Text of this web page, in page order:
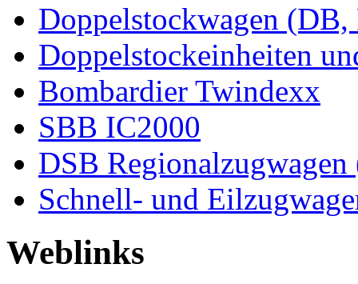
Doppelstockwagen
Doppelstockeinheiten
Bombardier Twindexx
SBB IC2000
DSB
Schnell- und
Weblinks